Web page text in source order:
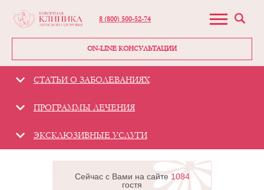
8 (800) 500-52-74
ON-LINE КОНСУЛЬТАЦИИ
СТАТЬИ О ЗАБОЛЕВАНИЯХ
ПРОГРАММЫ ЛЕЧЕНИЯ
ЭКСКЛЮЗИВНЫЕ УСЛУГИ
Сейчас с Вами на сайте1084
гостя